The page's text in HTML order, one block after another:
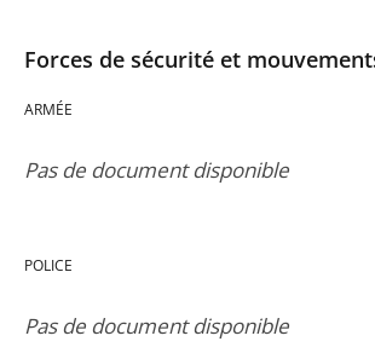
Forces de sécurité et
ARMÉE
Pas de document disponible
POLICE
Pas de document disponible